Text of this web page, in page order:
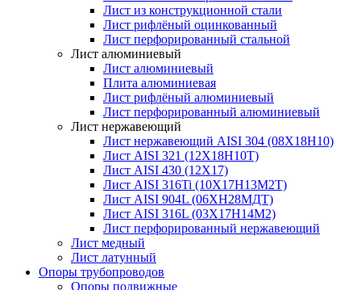
Лист из конструкционной стали
Лист рифлёный оцинкованный
Лист перфорированный стальной
Лист алюминиевый
Лист алюминиевый
Плита алюминиевая
Лист рифлёный алюминиевый
Лист перфорированный алюминиевый
Лист нержавеющий
Лист нержавеющий AISI 304 (08Х18Н10)
Лист AISI 321 (12Х18Н10Т)
Лист AISI 430 (12Х17)
Лист AISI 316Ti (10Х17Н13М2Т)
Лист AISI 904L (06ХН28МДТ)
Лист AISI 316L (03Х17Н14М2)
Лист перфорированный нержавеющий
Лист медный
Лист латунный
Опоры трубопроводов
Опоры подвижные